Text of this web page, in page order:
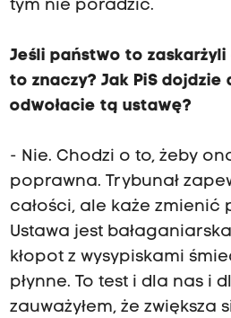
tym nie poradzić.
Jeśli państwo to
to znaczy? Jak PiS dojdzie
odwołacie tą ustawę?
- Nie. Chodzi o to, żeby
poprawna. Trybunał
całości, ale każe zmienić
Ustawa jest
kłopot z wysypiskami
płynne. To test i dla nas i
zauważyłem, że zwiększa